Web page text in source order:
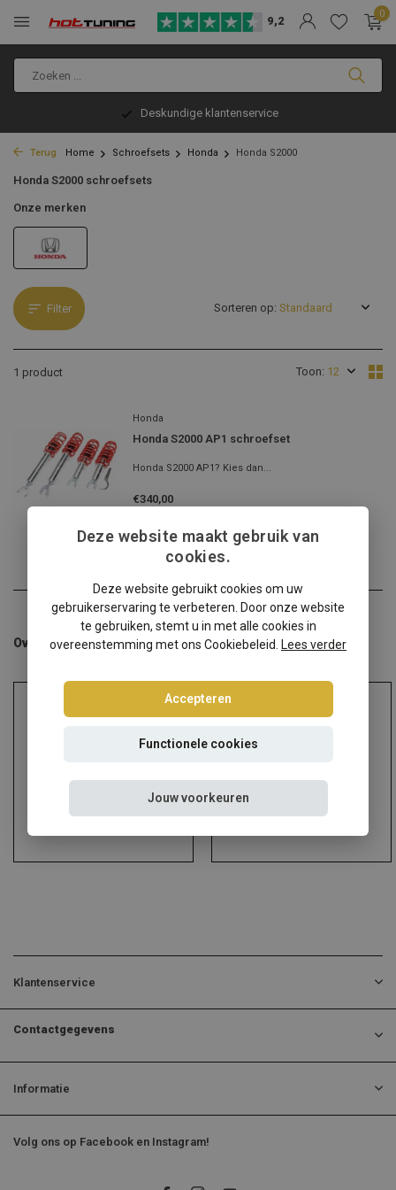
9,2
0
Deskundige klantenservice
Terug Home Schroefsets Honda Honda S2000
Honda S2000 schroefsets
Onze merken
Filter
1 product Toon:
Sorteren op:
Honda
Honda S2000 AP1 schroefset
Honda S2000 AP1? Kies dan...
€340,00
Overige categorieën in Schroefsets
Klantenservice
Contactgegevens
Informatie
Volg ons op Facebook en Instagram!
Deze website maakt gebruik van
cookies.
Deze website gebruikt cookies om uw
gebruikerservaring te verbeteren. Door onze website
te gebruiken, stemt u in met alle cookies in
overeenstemming met ons Cookiebeleid.
Lees verder
Accepteren
Functionele cookies
Jouw voorkeuren